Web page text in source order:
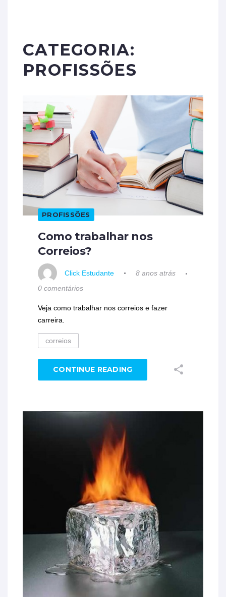
CATEGORIA:
PROFISSÕES
PROFISSÕES
Como trabalhar nos
Correios?
Click Estudante
8 anos atrás
0 comentários
Veja como trabalhar nos correios e fazer
carreira.
correios
CONTINUE READING